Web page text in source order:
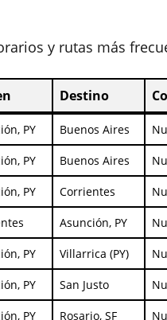
y rutas más
Destino
Destino
PY Buenos Aires
PY Buenos Aires
PY Corrientes
Asunción, PY
PY Villarrica (PY)
PY San Justo
PY Rosario, SF